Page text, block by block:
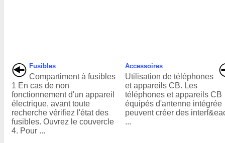
Fusibles
Compartiment à fusibles
1 En cas de non
fonctionnement d'un appareil
électrique, avant toute
recherche vérifiez l'état des
fusibles. Ouvrez le couvercle
4. Pour ...
Accessoires
Utilisation de téléphones
et appareils CB. Les
téléphones et appareils CB
équipés d'antenne intégrée
peuvent créer des
...